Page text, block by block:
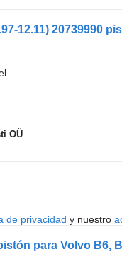
OÜ
de privacidad y nuestro
para Volvo B6,